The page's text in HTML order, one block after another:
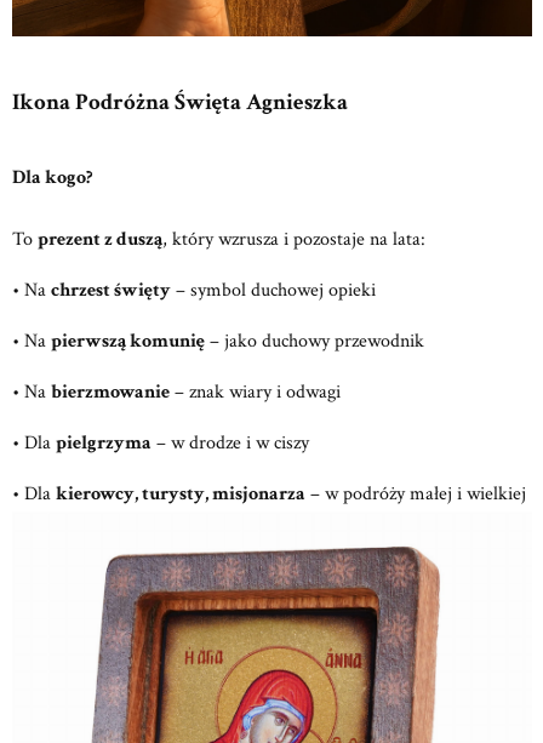
Ikona Podróżna Święta Agnieszka
Dla kogo?
To prezent z duszą, który wzrusza i pozostaje na lata:
• Na chrzest święty – symbol duchowej opieki
• Na pierwszą komunię – jako duchowy przewodnik
• Na bierzmowanie – znak wiary i odwagi
• Dla pielgrzyma – w drodze i w ciszy
• Dla kierowcy, turysty, misjonarza – w podróży małej i wielkiej